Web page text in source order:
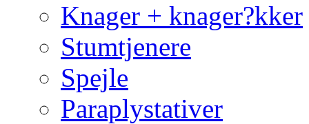
Knager + knager?kker
Stumtjenere
Spejle
Paraplystativer